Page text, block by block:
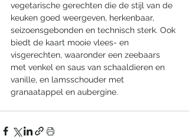
vegetarische gerechten die de stijl van de
keuken goed weergeven, herkenbaar,
seizoensgebonden en technisch sterk. Ook
biedt de kaart mooie vlees- en
visgerechten, waaronder een zeebaars
met venkel en saus van schaaldieren en
vanille, en lamsschouder met
granaatappel en aubergine.